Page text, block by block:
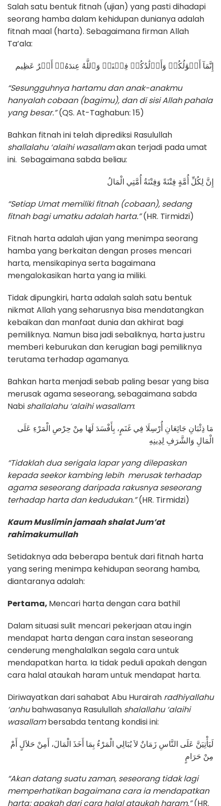
Salah satu bentuk fitnah (ujian) yang pasti dihadapi
seorang hamba dalam kehidupan dunianya adalah
fitnah maal (harta). Sebagaimana firman Allah
Ta’ala:
إِنَّمَآ أَمۡوَٰلُكُمۡ وَأَوۡلَٰدُكُمۡ فِتۡنَةۚ وَٱللَّهُ عِندَهُۥٓ أَجۡرٌ عَظِيم
“Sesungguhnya hartamu dan anak-anakmu
hanyalah cobaan (bagimu), dan di sisi Allah pahala
yang besar.”(QS. At-Taghabun: 15)
Bahkan fitnah ini telah diprediksi Rasulullah
shallalahu ‘alaihi wasallamakan terjadi pada umat
ini. Sebagaimana sabda beliau:
إِنَّ لِكُلِّ أُمَّةٍ فِتْنَةً وَفِتْنَةُ أُمَّتِي الْمَالُ
“Setiap Umat memiliki fitnah (cobaan), sedang
fitnah bagi umatku adalah harta.”(HR. Tirmidzi)
Fitnah harta adalah ujian yang menimpa seorang
hamba yang berkaitan dengan proses mencari
harta, mensikapinya serta bagaimana
mengalokasikan harta yang ia miliki.
Tidak dipungkiri, harta adalah salah satu bentuk
nikmat Allah yang seharusnya bisa mendatangkan
kebaikan dan manfaat dunia dan akhirat bagi
pemiliknya. Namun bisa jadi sebaliknya, harta justru
memberi keburukan dan kerugian bagi pemiliknya
terutama terhadap agamanya.
Bahkan harta menjadi sebab paling besar yang bisa
merusak agama seseorang, sebagaimana sabda
Nabi shallalahu ‘alaihi wasallam:
مَا ذِئْبَانِ جَائِعَانِ أُرْسِلَا فِي غَنَمٍ، بِأَفْسَدَ لَهَا مِنْ حِرْصِ الْمَرْءِ عَلَى
الْمَالِ وَالشَّرَفِ لِدِينِهِ
“Tidaklah dua serigala lapar yang dilepaskan
kepada seekor kambing lebih merusak terhadap
agama seseorang daripada rakusnya seseorang
terhadap harta dan kedudukan.”(HR. Tirmidzi)
Kaum Muslimin jamaah shalat Jum’at
rahimakumullah
Setidaknya ada beberapa bentuk dari fitnah harta
yang sering menimpa kehidupan seorang hamba,
diantaranya adalah:
Pertama, Mencari harta dengan cara bathil
Dalam situasi sulit mencari pekerjaan atau ingin
mendapat harta dengan cara instan seseorang
cenderung menghalalkan segala cara untuk
mendapatkan harta. Ia tidak peduli apakah dengan
cara halal ataukah haram untuk mendapat harta.
Diriwayatkan dari sahabat Abu Hurairah radhiyallahu
‘anhubahwasanya Rasulullah shalallahu ‘alaihi
wasallambersabda tentang kondisi ini:
لَيَأْتِيَنَّ عَلَى النَّاسِ زَمَانٌ لاَ يُبَالِي الْمَرْءُ بِمَا أَخَذَ الْمَالَ، أَمِنْ حَلاَلٍ أَمْ
مِنْ حَرَامٍ
“Akan datang suatu zaman, seseorang tidak lagi
memperhatikan bagaimana cara ia mendapatkan
harta; apakah dari cara halal ataukah haram.”(HR.